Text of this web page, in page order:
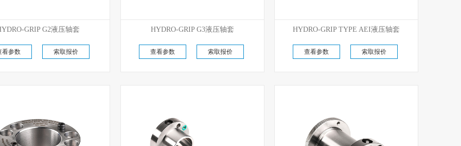
优势代理
GRIP G2液压轴套
看参数 索取报价
优势代理
HYDRO-GRIP G3液压轴套
查看参数 索取报价
优势代理
HYDRO-GRIP TYPE AEI液压轴套
查看参数 索取报价